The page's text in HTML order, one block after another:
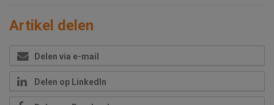
Artikel delen
Delen via e-mail
Delen op LinkedIn